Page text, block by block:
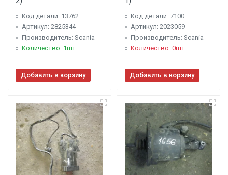
Код детали: 13762
Артикул: 2825344
Производитель: Scania
Количество: 1шт.
Добавить в корзину
Код детали: 7100
Артикул: 2023059
Производитель: Scania
Количество: 0шт.
Добавить в корзину